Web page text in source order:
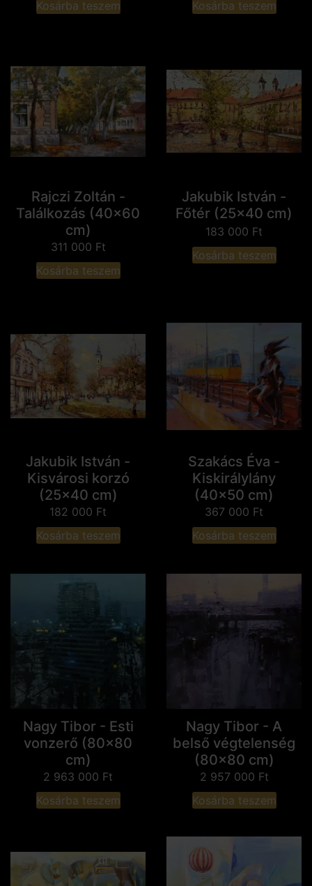
Kosárba teszem Kosárba teszem
Rajczi Zoltán -
Találkozás (40x60
cm)
311 000 Ft
Kosárba teszem
Jakubik István -
Főtér (25x40 cm)
183 000 Ft
Kosárba teszem
Jakubik István -
Kisvárosi korzó
(25x40 cm)
182 000 Ft
Kosárba teszem
Szakács Éva -
Kiskirálylány
(40x50 cm)
367 000 Ft
Kosárba teszem
Nagy Tibor - Esti
vonzerő (80x80
cm)
2 963 000 Ft
Kosárba teszem
Nagy Tibor - A
belső végtelenség
(80x80 cm)
2 957 000 Ft
Kosárba teszem